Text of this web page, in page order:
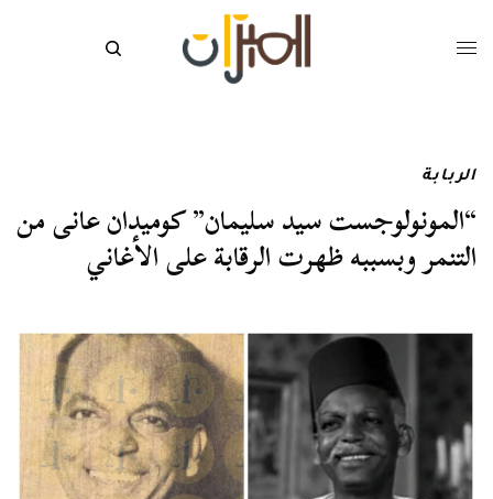
الربابة
“المونولوجست سيد سليمان” كوميدان عانى من
التنمر وبسببه ظهرت الرقابة على الأغاني